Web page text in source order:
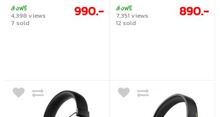
เพียง 174 กรัม ใส่สบายแม้ใช้งานต่อเนื่อง
เหมาะสำหรับเล่นเกม ฟังเพลง และเรียน
ออนไลน์ • เชื่อมต่อได้ 3 โหมด Bluetooth /
ส่งฟรี
4,398 views
7 sold
990.-
PS4/PS5 และ Switch ครบจบทั้งเสียง ควบคุม
และความสบายในตัวเดียว • เชื่อมต่อผ่านสาย
USB-A • ไดรเวอร์ขนาด 40 มม. ปรับจูนพิเศษ
ส่งฟรี
7,351 views
12 sold
890.-